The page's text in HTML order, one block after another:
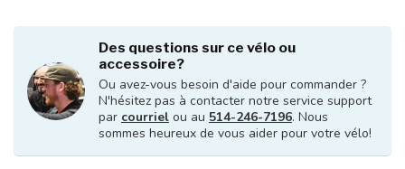
Des questions sur ce vélo ou
accessoire?
Ou avez-vous besoin d'aide pour commander ?
N'hésitez pas à contacter notre service support
par courriel ou au 514-246-7196. Nous
sommes heureux de vous aider pour votre vélo!